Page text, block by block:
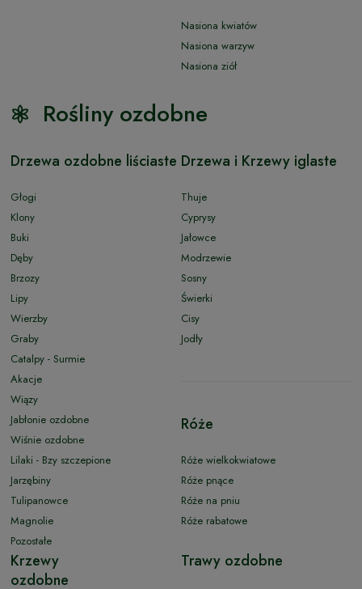
Nasiona kwiatów
Nasiona warzyw
Nasiona ziół
Rośliny ozdobne
Drzewa ozdobne liściaste
Głogi
Klony
Buki
Dęby
Brzozy
Lipy
Wierzby
Graby
Catalpy - Surmie
Akacje
Wiązy
Jabłonie ozdobne
Wiśnie ozdobne
Lilaki - Bzy szczepione
Jarzębiny
Tulipanowce
Magnolie
Pozostałe
Drzewa i Krzewy iglaste
Thuje
Cyprysy
Jałowce
Modrzewie
Sosny
Świerki
Cisy
Jodły
Róże
Róże wielkokwiatowe
Róże pnące
Róże na pniu
Róże rabatowe
Krzewy
ozdobne
Trawy ozdobne